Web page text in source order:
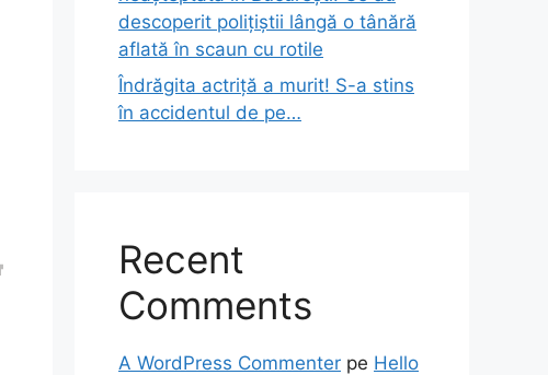
descoperit polițiștii lângă o tânără
aflată în scaun cu rotile
Îndrăgita actriță a murit! S-a stins
în accidentul de pe…
Recent
Comments
A WordPress Commenter pe Hello